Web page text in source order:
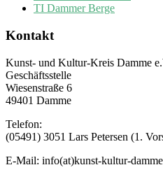
TI Dammer Berge
Kontakt
Kunst- und Kultur-Kreis Damme
Geschäftsstelle
Wiesenstraße 6
49401 Damme
Telefon:
(05491) 3051 Lars Petersen (1.
E-Mail: info(at)kunst-kultur-